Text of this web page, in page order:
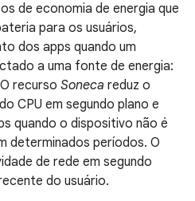
de economia de energia que
para os usuários,
dos apps quando um
a uma fonte de energia:
recurso Soneca reduz o
CPU em segundo plano e
quando o dispositivo não é
determinados períodos. O
de rede em segundo
do usuário.